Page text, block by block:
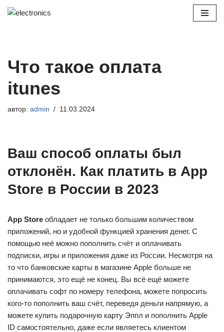
Что такое оплата
itunes
автор: admin 11.03.2024
Ваш способ оплаты был
отклонён. Как платить в App
Store в России в 2023
App Store обладает не только большим количеством
приложений, но и удобной функцией хранения денег. С
помощью неё можно пополнить счёт и оплачивать
подписки, игры и приложения даже из России. Несмотря на
то что банковские карты в магазине Apple больше не
принимаются, это ещё не конец. Вы всё ещё можете
оплачивать софт по номеру телефона, можете попросить
кого-то пополнить ваш счёт, переведя деньги напрямую, а
можете купить подарочную карту Эппл и пополнить Apple
ID самостоятельно, даже если являетесь клиентом